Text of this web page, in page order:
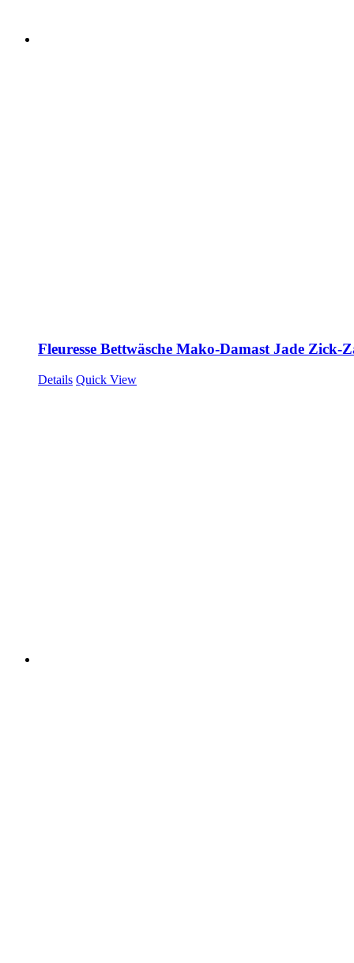
Fleuresse Bettwäsche Mako-Damast Jade Zick-
Details Quick View